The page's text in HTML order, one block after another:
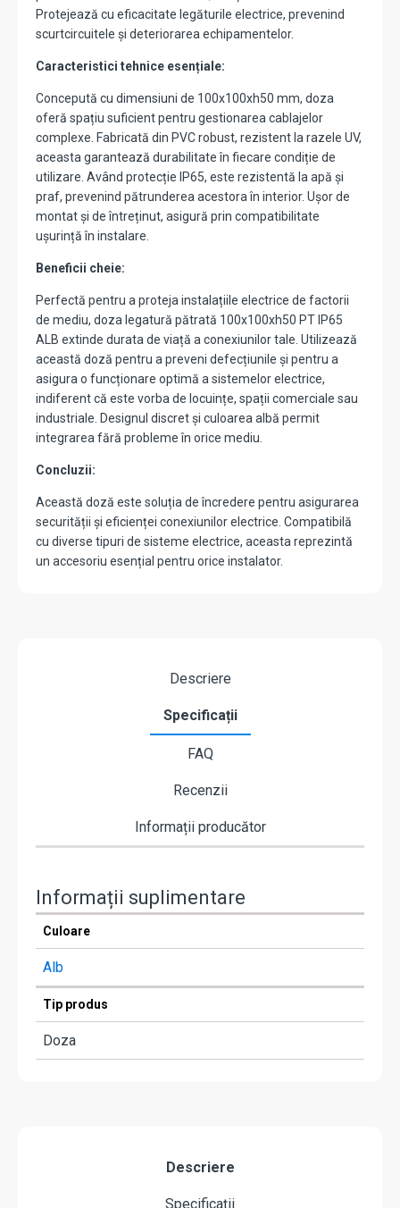
Protejează cu eficacitate legăturile electrice, prevenind
scurtcircuitele și deteriorarea echipamentelor.
Caracteristici tehnice esențiale:
Concepută cu dimensiuni de 100x100xh50 mm, doza
oferă spațiu suficient pentru gestionarea cablajelor
complexe. Fabricată din PVC robust, rezistent la razele UV,
aceasta garantează durabilitate în fiecare condiție de
utilizare. Având protecție IP65, este rezistentă la apă și
praf, prevenind pătrunderea acestora în interior. Ușor de
montat și de întreținut, asigură prin compatibilitate
ușurință în instalare.
Beneficii cheie:
Perfectă pentru a proteja instalațiile electrice de factorii
de mediu, doza legatură pătrată 100x100xh50 PT IP65
ALB extinde durata de viață a conexiunilor tale. Utilizează
această doză pentru a preveni defecțiunile și pentru a
asigura o funcționare optimă a sistemelor electrice,
indiferent că este vorba de locuințe, spații comerciale sau
industriale. Designul discret și culoarea albă permit
integrarea fără probleme în orice mediu.
Concluzii:
Această doză este soluția de încredere pentru asigurarea
securității și eficienței conexiunilor electrice. Compatibilă
cu diverse tipuri de sisteme electrice, aceasta reprezintă
un accesoriu esențial pentru orice instalator.
Descriere
Specificații
FAQ
Recenzii
Informații producător
Informații suplimentare
Culoare
Alb
Tip produs
Doza
Descriere
Specificații